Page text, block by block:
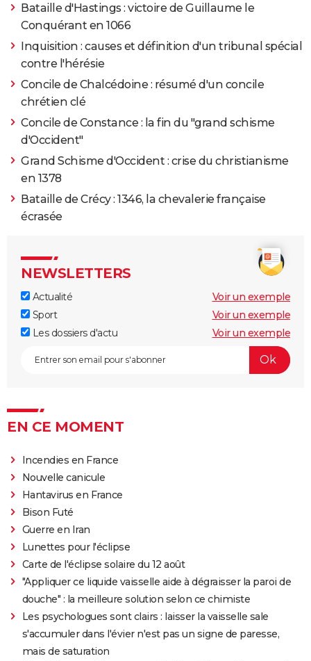
Bataille d'Hastings : victoire de Guillaume le
Conquérant en 1066
Inquisition : causes et définition d'un tribunal spécial
contre l'hérésie
Concile de Chalcédoine : résumé d'un concile
chrétien clé
Concile de Constance : la fin du "grand schisme
d'Occident"
Grand Schisme d'Occident : crise du christianisme
en 1378
Bataille de Crécy : 1346, la chevalerie française
écrasée
NEWSLETTERS
Actualité
Voir un exemple
Sport
Voir un exemple
Les dossiers d'actu
Voir un exemple
EN CE MOMENT
Incendies en France
Nouvelle canicule
Hantavirus en France
Bison Futé
Guerre en Iran
Lunettes pour l'éclipse
Carte de l'éclipse solaire du 12 août
"Appliquer ce liquide vaisselle aide à dégraisser la paroi de
douche" : la meilleure solution selon ce chimiste
Les psychologues sont clairs : laisser la vaisselle sale
s'accumuler dans l'évier n'est pas un signe de paresse,
mais de saturation